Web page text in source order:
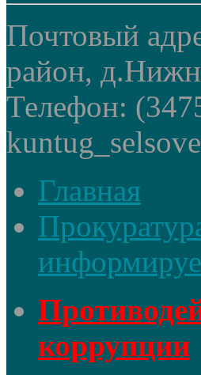
Почтовый
район,
Телефон:
Главная
коррупции